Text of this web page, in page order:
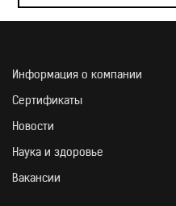
Информация о компании
Сертификаты
Новости
Наука и здоровье
Вакансии